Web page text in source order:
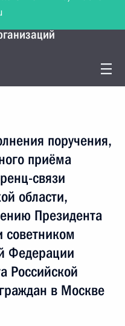
с
поручения,
приёма
связи
области,
Президента
советником
Федерации
Российской
в Москве